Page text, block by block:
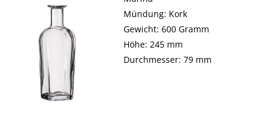
Mündung: Kork
Gewicht: 600 Gramm
Höhe: 245 mm
Durchmesser: 79 mm